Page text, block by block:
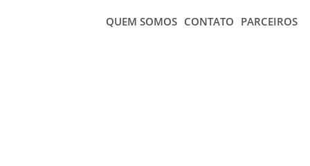
PARCEIROS
CONTATO
QUEM SOMOS